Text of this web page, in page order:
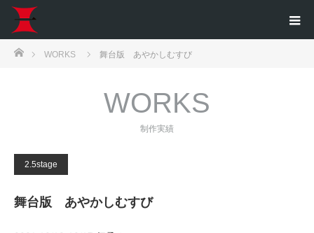
ホームWORKS 舞台版 あやかしむすび
WORKS
制作実績
2.5stage
舞台版 あやかしむすび